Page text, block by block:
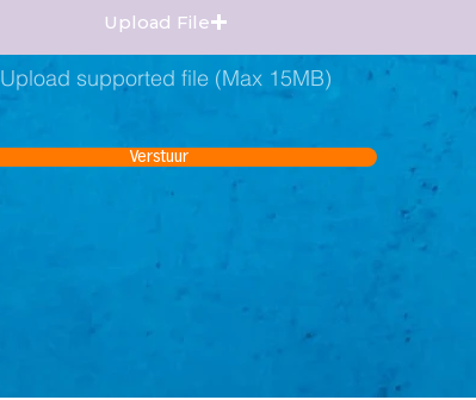
Upload File
Upload supported file (Max 15MB)
Verstuur